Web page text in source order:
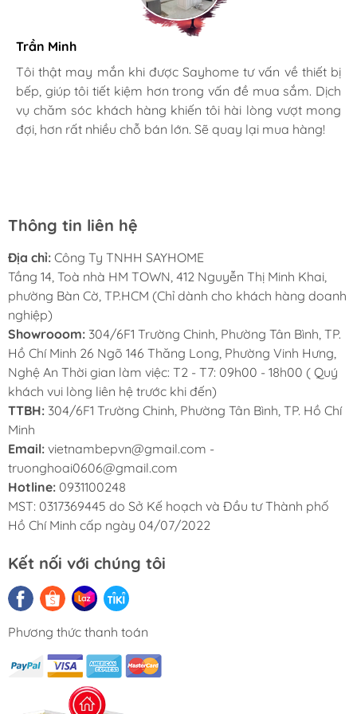
Tiết kiệm điện năng và vận hành êm ái nhờ
công nghệ Inverter
Tủ lạnh Hitachi HRTN6379SUVNđược
suất hoạt động dựa trên nhiệt độ thực tế và
ổn định và giảm thiểu tiêu thụ điện năng.
Công nghệ này không chỉ giúp bảo quản thực
phẩm hiệu quả mà còn giúp giảm chi phí điện
hàng tháng
Cảm biến kép Dual Sense duy trì độ tươi ngon
của thực phẩm
Cảm biến kép Dual Sense được tích hợp
trong tủ lạnh, giúp giám sát và điều chỉnh
nhiệt độ độc lập cho từng ngăn. Hệ thống này
giúp duy trì nhiệt độ lý tưởng cho mỗi loại
thực phẩm, từ đó giữ thực phẩm tươi ngon
Gia đình bác sĩ X.A
Mình rất mê cách nhân viên tư vấn, chăm sóc khách tận
tình, chu đáo tại Sayhome. Mình đã mua 2 máy rửa bát
cho mình và bố mẹ chồng,chất lượng ổn định. Ở đây có
Trần Minh
Tôi thật may mắn khi được Sayhome tư vấn về thiết bị
bếp, giúp tôi tiết kiệm hơn trong vấn đề mua sắm. Dịch
vụ chăm sóc khách hàng khiến tôi hài lòng vượt mong
đợi, hơn rất nhiều chỗ bán lớn. Sẽ quay lại mua hàng!
Thông tin liên hệ
Địa chỉ: Công Ty TNHH SAYHOME
Tầng 14, Toà nhà HM TOWN, 412 Nguyễn Thị Minh Khai,
phường Bàn Cờ, TP.HCM (Chỉ dành cho khách hàng doanh
nghiệp)
Showrooom: 304/6F1 Trường Chinh, Phường Tân Bình, TP.
Hồ Chí Minh 26 Ngõ 146 Thăng Long, Phường Vinh Hưng,
Nghệ An Thời gian làm việc: T2 - T7: 09h00 - 18h00 ( Quý
khách vui lòng liên hệ trước khi đến)
TTBH: 304/6F1 Trường Chinh, Phường Tân Bình, TP. Hồ Chí
Minh
Email: vietnambepvn@gmail.com -
truonghoai0606@gmail.com
Hotline: 0931100248
MST: 0317369445 do Sở Kế hoạch và Đầu tư Thành phố
Hồ Chí Minh cấp ngày 04/07/2022
Kết nối với chúng tôi
Phương thức thanh toán